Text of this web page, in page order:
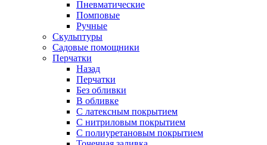
Пневматические
Помповые
Ручные
Скульптуры
Садовые помощники
Перчатки
Назад
Перчатки
Без обливки
В обливке
С латексным покрытием
С нитриловым покрытием
С полиуретановым покрытием